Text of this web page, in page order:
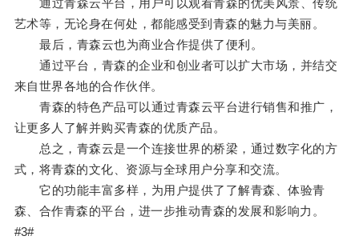
通过青森云平台，用户可以观看青森的优美风景、传统
艺术等，无论身在何处，都能感受到青森的魅力与美丽。
最后，青森云也为商业合作提供了便利。
通过平台，青森的企业和创业者可以扩大市场，并结交
来自世界各地的合作伙伴。
青森的特色产品可以通过青森云平台进行销售和推广，
让更多人了解并购买青森的优质产品。
总之，青森云是一个连接世界的桥梁，通过数字化的方
式，将青森的文化、资源与全球用户分享和交流。
它的功能丰富多样，为用户提供了了解青森、体验青
森、合作青森的平台，进一步推动青森的发展和影响力。
#3#